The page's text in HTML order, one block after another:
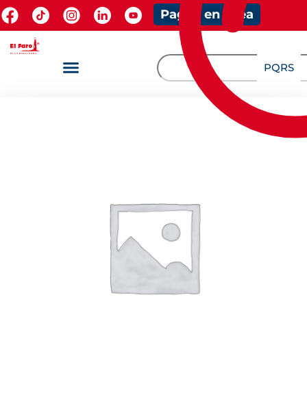
Pagos en línea
PQRS